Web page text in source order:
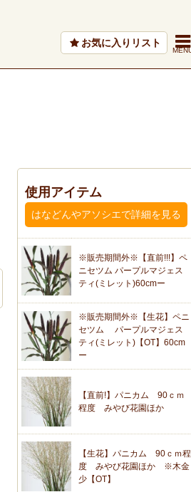
お気に入りリスト
使用アイテム
はなどんやアソシエで詳細を見る
※販売期間外※【直前!!!】ペ
ニセツム パープルマジェス
ティ(ミレット)60cmー
※販売期間外※【生花】ペニ
セツム パープルマジェス
ティ(ミレット)【OT】60cm
ー
【直前!】パニカム 90ｃｍ
程度 みやび花園ほか
【生花】パニカム 90ｃｍ程
度 みやび花園ほか ※木金
少【OT】